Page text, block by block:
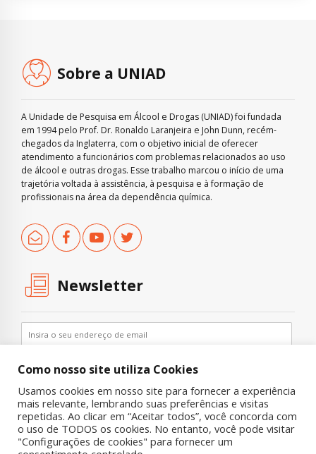
Sobre a UNIAD
A Unidade de Pesquisa em Álcool e Drogas (UNIAD) foi fundada
em 1994 pelo Prof. Dr. Ronaldo Laranjeira e John Dunn, recém-
chegados da Inglaterra, com o objetivo inicial de oferecer
atendimento a funcionários com problemas relacionados ao uso
de álcool e outras drogas. Esse trabalho marcou o início de uma
trajetória voltada à assistência, à pesquisa e à formação de
profissionais na área da dependência química.
Newsletter
Copyright © 2019 UNIAD – Unidade de Pesquisa em Álcool e Drogas
Como nosso site utiliza Cookies
Usamos cookies em nosso site para fornecer a experiência
mais relevante, lembrando suas preferências e visitas
repetidas. Ao clicar em “Aceitar todos”, você concorda com
o uso de TODOS os cookies. No entanto, você pode visitar
"Configurações de cookies" para fornecer um